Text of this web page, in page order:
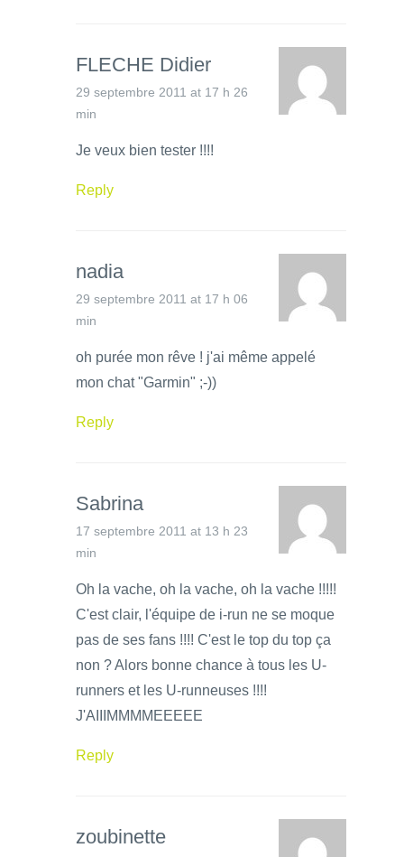
FLECHE Didier
29 septembre 2011 at 17 h 26
min
Je veux bien tester !!!!
Reply
nadia
29 septembre 2011 at 17 h 06
min
oh purée mon rêve ! j'ai même appelé
mon chat "Garmin" ;-))
Reply
Sabrina
17 septembre 2011 at 13 h 23
min
Oh la vache, oh la vache, oh la vache !!!!!
C'est clair, l'équipe de i-run ne se moque
pas de ses fans !!!! C'est le top du top ça
non ? Alors bonne chance à tous les U-
runners et les U-runneuses !!!!
J'AIIIMMMMEEEEE
Reply
zoubinette